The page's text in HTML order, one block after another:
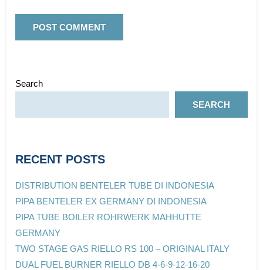
Search
SEARCH
RECENT POSTS
DISTRIBUTION BENTELER TUBE DI INDONESIA
PIPA BENTELER EX GERMANY DI INDONESIA
PIPA TUBE BOILER ROHRWERK MAHHUTTE
GERMANY
TWO STAGE GAS RIELLO RS 100 – ORIGINAL ITALY
DUAL FUEL BURNER RIELLO DB 4-6-9-12-16-20